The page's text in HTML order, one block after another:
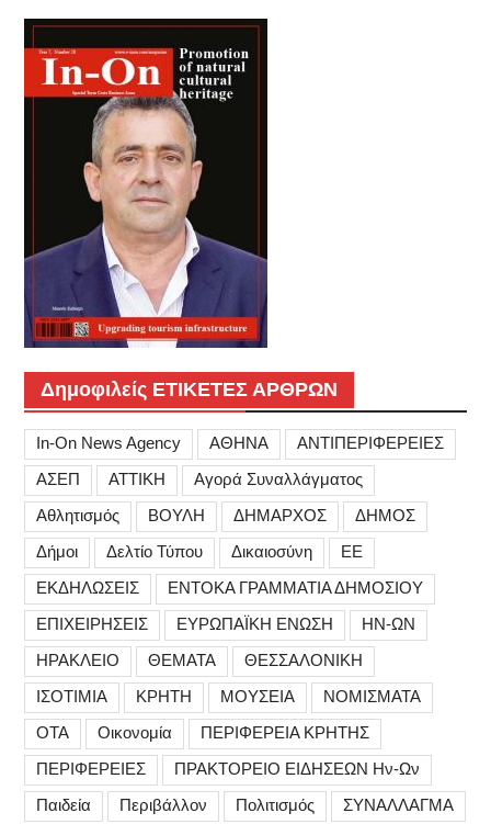
Δημοφιλείς ΕΤΙΚΕΤΕΣ ΑΡΘΡΩΝ
In-On News Agency ΑΘΗΝΑ
ΑΝΤΙΠΕΡΙΦΕΡΕΙΕΣ
ΑΣΕΠ
ΑΤΤΙΚΗ
Αγορά Συναλλάγματος
Αθλητισμός
ΒΟΥΛΗ ΔΗΜΑΡΧΟΣ
ΔΗΜΟΣ
Δήμοι
Δελτίο Τύπου Δικαιοσύνη
ΕΕ
ΕΚΔΗΛΩΣΕΙΣ
ΕΝΤΟΚΑ ΓΡΑΜΜΑΤΙΑ ΔΗΜΟΣΙΟΥ
ΕΠΙΧΕΙΡΗΣΕΙΣ
ΕΥΡΩΠΑΪΚΗ ΕΝΩΣΗ
ΗΝ-ΩΝ
ΗΡΑΚΛΕΙΟ
ΘΕΜΑΤΑ
ΘΕΣΣΑΛΟΝΙΚΗ
ΙΣΟΤΙΜΙΑ
ΚΡΗΤΗ ΜΟΥΣΕΙΑ
ΝΟΜΙΣΜΑΤΑ
ΟΤΑ
Οικονομία
ΠΕΡΙΦΕΡΕΙΑ ΚΡΗΤΗΣ
ΠΕΡΙΦΕΡΕΙΕΣ
ΠΡΑΚΤΟΡΕΙΟ ΕΙΔΗΣΕΩΝ Ην-Ων
Παιδεία
Περιβάλλον Πολιτισμός ΣΥΝΑΛΛΑΓΜΑ